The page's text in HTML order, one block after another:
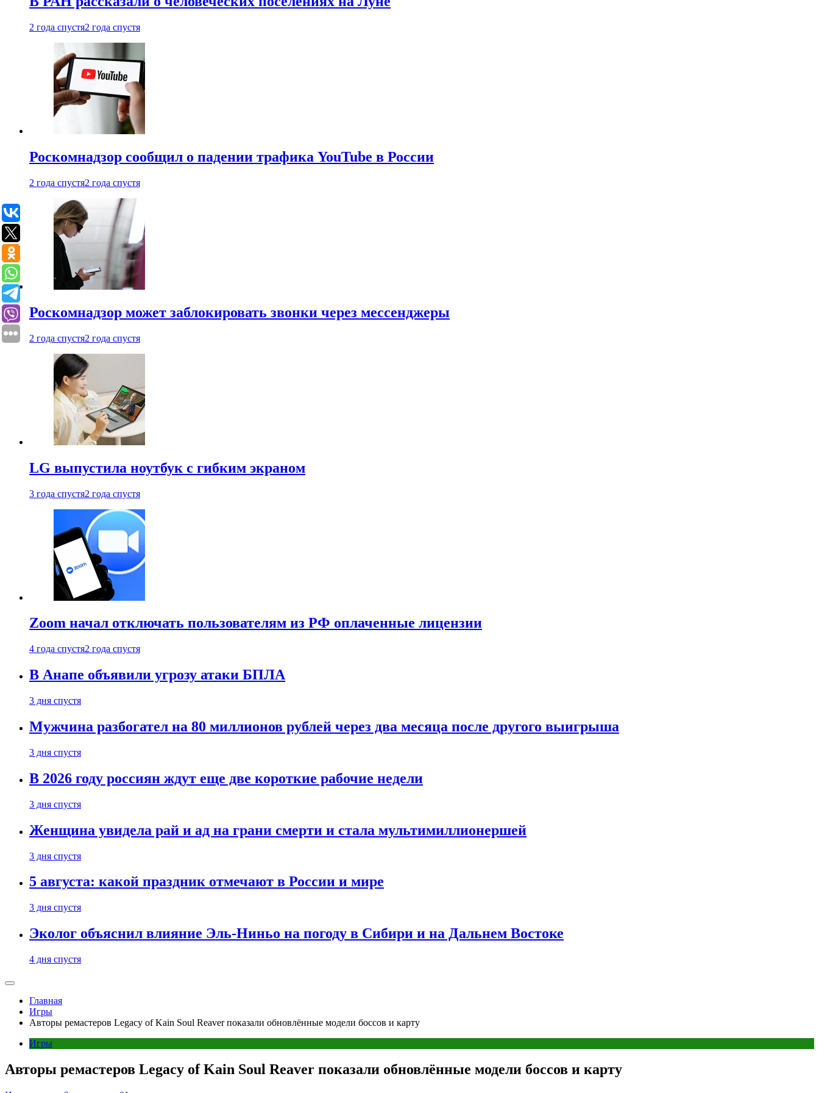
2 года спустя2 года спустя
Роскомнадзор сообщил о падении трафика YouTube в России
2 года спустя2 года спустя
Роскомнадзор может заблокировать звонки через мессенджеры
2 года спустя2 года спустя
LG выпустила ноутбук с гибким экраном
3 года спустя2 года спустя
Zoom начал отключать пользователям из РФ оплаченные лицензии
4 года спустя2 года спустя
В Анапе объявили угрозу атаки БПЛА
3 дня спустя
Мужчина разбогател на 80 миллионов рублей через два месяца после другого выигрыша
3 дня спустя
В 2026 году россиян ждут еще две короткие рабочие недели
3 дня спустя
Женщина увидела рай и ад на грани смерти и стала мультимиллионершей
3 дня спустя
5 августа: какой праздник отмечают в России и мире
3 дня спустя
Эколог объяснил влияние Эль-Ниньо на погоду в Сибири и на Дальнем Востоке
4 дня спустя
Главная
Игры
Авторы ремастеров Legacy of Kain Soul Reaver показали обновлённые модели боссов и карту
Игры
Авторы ремастеров Legacy of Kain Soul Reaver показали обновлённые модели боссов и карту